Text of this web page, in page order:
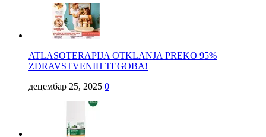
ATLASOTERAPIJA OTKLANJA PREKO 95%
ZDRAVSTVENIH TEGOBA!
децембар 25, 2025 0